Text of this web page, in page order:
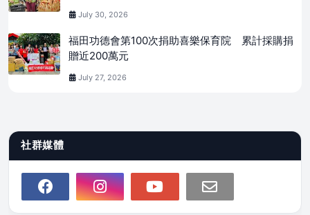
July 30, 2026
福田功德會第100次捐助喜樂保育院 累計採購捐
贈近200萬元
July 27, 2026
社群媒體